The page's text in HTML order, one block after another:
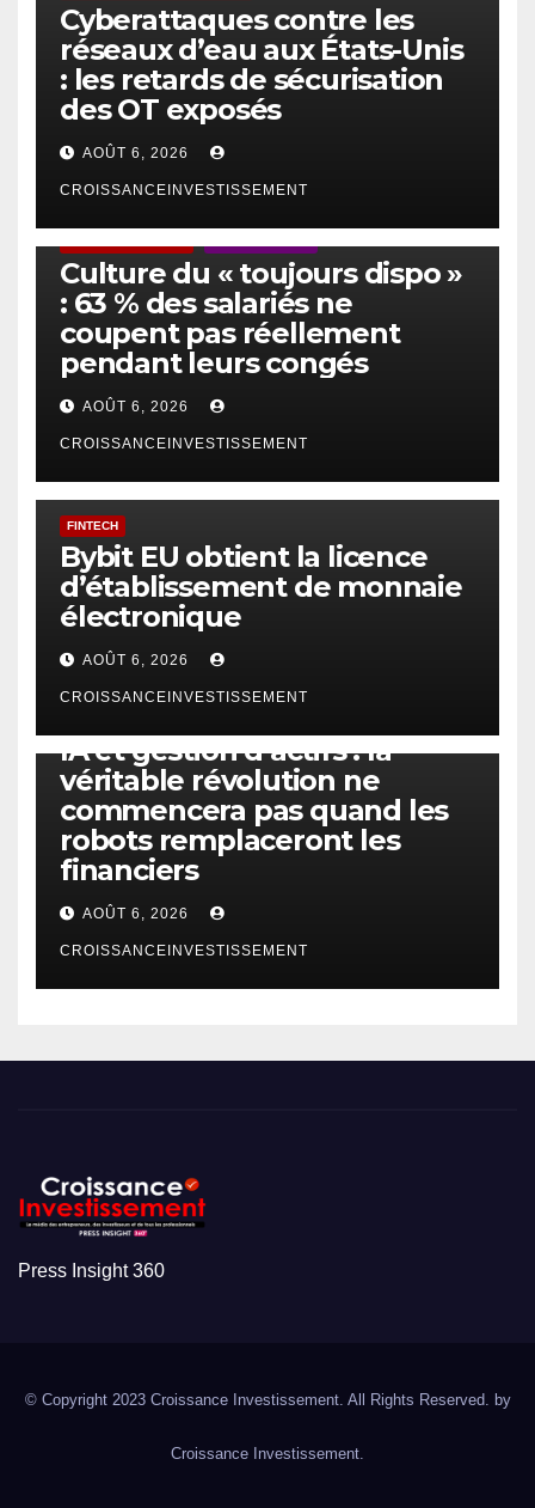
Cyberattaques contre les
réseaux d’eau aux États-Unis
: les retards de sécurisation
des OT exposés
AOÛT 6, 2026
CROISSANCEINVESTISSEMENT
Culture du « toujours dispo »
: 63 % des salariés ne
coupent pas réellement
pendant leurs congés
AOÛT 6, 2026
CROISSANCEINVESTISSEMENT
FINTECH
Bybit EU obtient la licence
d’établissement de monnaie
électronique
AOÛT 6, 2026
CROISSANCEINVESTISSEMENT
IA et gestion d’actifs : la
véritable révolution ne
commencera pas quand les
robots remplaceront les
financiers
AOÛT 6, 2026
CROISSANCEINVESTISSEMENT
Press Insight 360
© Copyright 2023 Croissance Investissement. All Rights Reserved. by
Croissance Investissement.